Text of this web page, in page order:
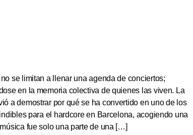
se limitan a llenar una agenda de conciertos;
en la memoria colectiva de quienes las viven. La
a demostrar por qué se ha convertido en uno de los
para el hardcore en Barcelona, acogiendo una
fue solo una parte de una […]